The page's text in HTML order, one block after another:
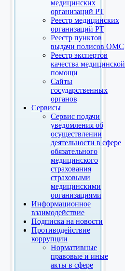
медицинских
организаций РТ
Реестр медицинских
организаций РТ
Реестр пунктов
выдачи полисов ОМС
Реестр экспертов
качества медицинской
помощи
Сайты
государственных
органов
Сервисы
Сервис подачи
уведомления об
осуществлении
деятельности в сфере
обязательного
медицинского
страхования
страховыми
медицинскими
организациями
Информационное
взаимодействие
Подписка на новости
Противодействие
коррупции
Нормативные
правовые и иные
акты в сфере